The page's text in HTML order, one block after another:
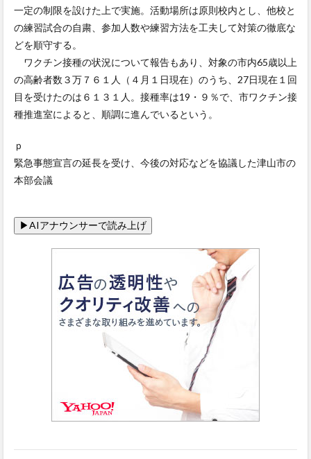
一定の制限を設けた上で実施。活動場所は原則校内とし、他校と
の練習試合の自粛、参加人数や練習方法を工夫して対策の徹底な
どを順守する。
ワクチン接種の状況について報告もあり、対象の市内65歳以上
の高齢者数３万７６１人（４月１日現在）のうち、27日現在１回
目を受けたのは６１３１人。接種率は19・９％で、市ワクチン接
種推進室によると、順調に進んでいるという。
ｐ
緊急事態宣言の延長を受け、今後の対応などを協議した津山市の
本部会議